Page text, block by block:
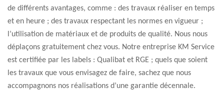
de différents avantages, comme : des travaux réaliser en temps
et en heure ; des travaux respectant les normes en vigueur ;
l’utilisation de matériaux et de produits de qualité. Nous nous
déplaçons gratuitement chez vous. Notre entreprise KM Service
est certifiée par les labels : Qualibat et RGE ; quels que soient
les travaux que vous envisagez de faire, sachez que nous
accompagnons nos réalisations d’une garantie décennale.